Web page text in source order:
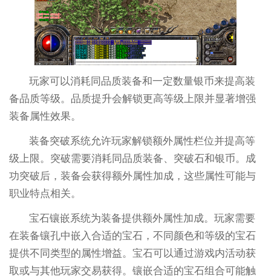
玩家可以消耗同品质装备和一定数量银币来提高装
备品质等级。品质提升会解锁更高等级上限并显著增强
装备属性效果。
装备突破系统允许玩家解锁额外属性栏位并提高等
级上限。突破需要消耗同品质装备、突破石和银币。成
功突破后，装备会获得额外属性加成，这些属性可能与
职业特点相关。
宝石镶嵌系统为装备提供额外属性加成。玩家需要
在装备镶孔中嵌入合适的宝石，不同颜色和等级的宝石
提供不同类型的属性增益。宝石可以通过游戏内活动获
取或与其他玩家交易获得。镶嵌合适的宝石组合可能触